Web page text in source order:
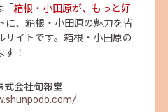
「箱根・小田原が、もっと好
に、箱根・小田原の魅力を皆
サイトです。箱根・小田原の
！
式会社旬報堂